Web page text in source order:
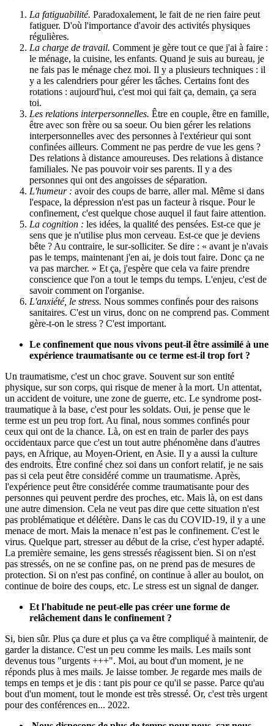
La fatiguabilité. Paradoxalement, le fait de ne rien faire peut
fatiguer. D'où l'importance d'avoir des activités physiques
régulières.
La charge de travail. Comment je gère tout ce que j'ai à faire :
le ménage, la cuisine, les enfants. Quand je suis au bureau, je
ne fais pas le ménage chez moi. Il y a plusieurs techniques : il
y a les calendriers pour gérer les tâches. Certains font des
rotations : aujourd'hui, c'est moi qui fait ça, demain, ça sera
toi.
Les relations interpersonnelles. Être en couple, être en famille,
être avec son frère ou sa soeur. Ou bien gérer les relations
interpersonnelles avec des personnes à l'extérieur qui sont
confinées ailleurs. Comment ne pas perdre de vue les gens ?
Des relations à distance amoureuses. Des relations à distance
familiales. Ne pas pouvoir voir ses parents. Il y a des
personnes qui ont des angoisses de séparation.
L'humeur : avoir des coups de barre, aller mal. Même si dans
l'espace, la dépression n'est pas un facteur à risque. Pour le
confinement, c'est quelque chose auquel il faut faire attention.
La cognition : les idées, la qualité des pensées. Est-ce que je
sens que je n'utilise plus mon cerveau. Est-ce que je deviens
bête ? Au contraire, le sur-solliciter. Se dire : « avant je n'avais
pas le temps, maintenant j'en ai, je dois tout faire. Donc ça ne
va pas marcher. » Et ça, j'espère que cela va faire prendre
conscience que l'on a tout le temps du temps. L'enjeu, c'est de
savoir comment on l'organise.
L'anxiété, le stress. Nous sommes confinés pour des raisons
sanitaires. C'est un virus, donc on ne comprend pas. Comment
gère-t-on le stress ? C'est important.
Le confinement que nous vivons peut-il être assimilé à une
expérience traumatisante ou ce terme est-il trop fort ?
Un traumatisme, c'est un choc grave. Souvent sur son entité
physique, sur son corps, qui risque de mener à la mort. Un attentat,
un accident de voiture, une zone de guerre, etc. Le syndrome post-
traumatique à la base, c'est pour les soldats. Oui, je pense que le
terme est un peu trop fort. Au final, nous sommes confinés pour
ceux qui ont de la chance. Là, on est en train de parler des pays
occidentaux parce que c'est un tout autre phénomène dans d'autres
pays, en Afrique, au Moyen-Orient, en Asie. Il y a aussi la culture
des endroits. Être confiné chez soi dans un confort relatif, je ne sais
pas si cela peut être considéré comme un traumatisme. Après,
l'expérience peut être considérée comme traumatisante pour des
personnes qui peuvent perdre des proches, etc. Mais là, on est dans
une autre dimension. Cela ne veut pas dire que cette situation n'est
pas problématique et délétère. Dans le cas du COVID-19, il y a une
menace de mort. Mais la menace n’est pas le confinement. C'est le
virus. Quelque part, stresser au début de la crise, c'est hyper adapté.
La première semaine, les gens stressés réagissent bien. Si on n'est
pas stressés, on ne se confine pas, on ne prend pas de mesures de
protection. Si on n'est pas confiné, on continue à aller au boulot, on
continue de boire des coups, etc. Le stress est un signal de danger.
Et l'habitude ne peut-elle pas créer une forme de
relâchement dans le confinement ?
Si, bien sûr. Plus ça dure et plus ça va être compliqué à maintenir, de
garder la distance. C'est un peu comme les mails. Les mails sont
devenus tous "urgents +++". Moi, au bout d'un moment, je ne
réponds plus à mes mails. Je laisse tomber. Je regarde mes mails de
temps en temps et je dis : tant pis pour ce qu'il se passe. Parce qu'au
bout d'un moment, tout le monde est très stressé. Or, c'est très urgent
pour des conférences en... 2022.